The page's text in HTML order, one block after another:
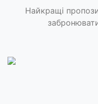
Найкращі